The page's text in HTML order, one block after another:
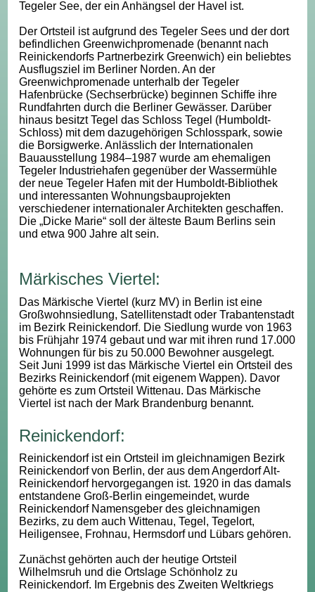
Tegeler See, der ein Anhängsel der Havel ist.
Der Ortsteil ist aufgrund des Tegeler Sees und der dort
befindlichen Greenwichpromenade (benannt nach
Reinickendorfs Partnerbezirk Greenwich) ein beliebtes
Ausflugsziel im Berliner Norden. An der
Greenwichpromenade unterhalb der Tegeler
Hafenbrücke (Sechserbrücke) beginnen Schiffe ihre
Rundfahrten durch die Berliner Gewässer. Darüber
hinaus besitzt Tegel das Schloss Tegel (Humboldt-
Schloss) mit dem dazugehörigen Schlosspark, sowie
die Borsigwerke. Anlässlich der Internationalen
Bauausstellung 1984–1987 wurde am ehemaligen
Tegeler Industriehafen gegenüber der Wassermühle
der neue Tegeler Hafen mit der Humboldt-Bibliothek
und interessanten Wohnungsbauprojekten
verschiedener internationaler Architekten geschaffen.
Die „Dicke Marie“ soll der älteste Baum Berlins sein
und etwa 900 Jahre alt sein.
Märkisches Viertel:
Das Märkische Viertel (kurz MV) in Berlin ist eine
Großwohnsiedlung, Satellitenstadt oder Trabantenstadt
im Bezirk Reinickendorf. Die Siedlung wurde von 1963
bis Frühjahr 1974 gebaut und war mit ihren rund 17.000
Wohnungen für bis zu 50.000 Bewohner ausgelegt.
Seit Juni 1999 ist das Märkische Viertel ein Ortsteil des
Bezirks Reinickendorf (mit eigenem Wappen). Davor
gehörte es zum Ortsteil Wittenau. Das Märkische
Viertel ist nach der Mark Brandenburg benannt.
Reinickendorf:
Reinickendorf ist ein Ortsteil im gleichnamigen Bezirk
Reinickendorf von Berlin, der aus dem Angerdorf Alt-
Reinickendorf hervorgegangen ist. 1920 in das damals
entstandene Groß-Berlin eingemeindet, wurde
Reinickendorf Namensgeber des gleichnamigen
Bezirks, zu dem auch Wittenau, Tegel, Tegelort,
Heiligensee, Frohnau, Hermsdorf und Lübars gehören.
Zunächst gehörten auch der heutige Ortsteil
Wilhelmsruh und die Ortslage Schönholz zu
Reinickendorf. Im Ergebnis des Zweiten Weltkriegs